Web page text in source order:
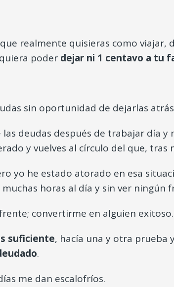
realmente quisieras como viajar,
poder dejar ni 1 centavo a tu
sin oportunidad de dejarlas
las deudas después de trabajar día y
y vuelves al círculo del que,
yo he estado atorado en esa
horas al día y sin ver ningún
convertirme en alguien exitoso.
suficiente, hacía una y otra prueba
.
me dan escalofríos.